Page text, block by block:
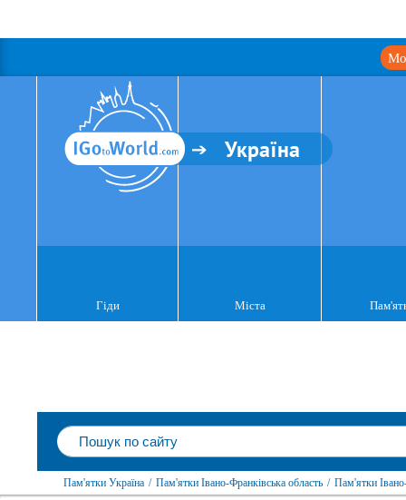
Україна
Гіди Міста
Пам'ятки Україна / Пам'ятки Івано-Франківська область / Пам'ятки